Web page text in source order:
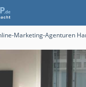
Marketing-Agenturen